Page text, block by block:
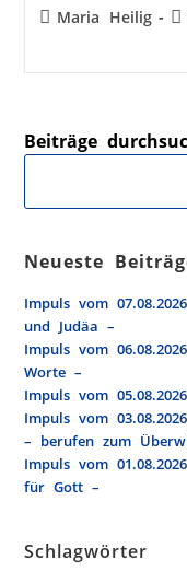
Maria Heilig
Beiträge
Neueste
Impuls vom
und Judäa –
Impuls vom
Worte –
Impuls vom
Impuls vom
– berufen zum
Impuls vom
für Gott –
Schlagwörter